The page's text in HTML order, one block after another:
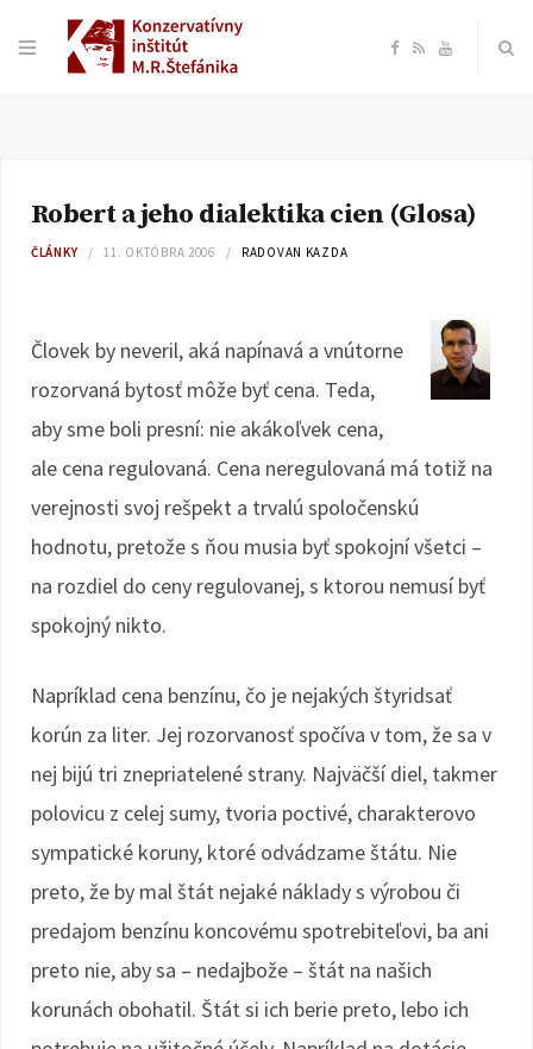
F
e
o
k
R Y
T
b
e
Robert a jeho dialektika cien (Glosa)
ČLÁNKY 11. OKTÓBRA 2006 RADOVAN KAZDA
Človek by neveril, aká napínavá a vnútorne
rozorvaná bytosť môže byť cena. Teda,
aby sme boli presní: nie akákoľvek cena,
ale cena regulovaná. Cena neregulovaná má totiž na
verejnosti svoj rešpekt a trvalú spoločenskú
hodnotu, pretože s ňou musia byť spokojní všetci –
na rozdiel do ceny regulovanej, s ktorou nemusí byť
spokojný nikto.
Napríklad cena benzínu, čo je nejakých štyridsať
korún za liter. Jej rozorvanosť spočíva v tom, že sa v
nej bijú tri znepriatelené strany. Najväčší diel, takmer
polovicu z celej sumy, tvoria poctivé, charakterovo
sympatické koruny, ktoré odvádzame štátu. Nie
preto, že by mal štát nejaké náklady s výrobou či
predajom benzínu koncovému spotrebiteľovi, ba ani
preto nie, aby sa – nedajbože – štát na našich
korunách obohatil. Štát si ich berie preto, lebo ich